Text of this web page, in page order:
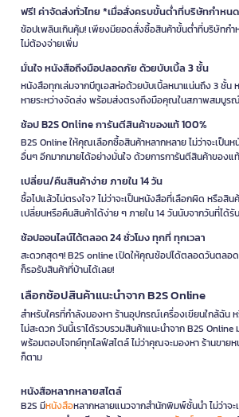
ฟรี! ค่าจัดส่งทั่วไทย *เมื่อสั่งครบขั้นต่ำที่บริษัทกำหนด
ช้อปเพลินเกินคุ้ม! เพียงมียอดสั่งซื้อสินค้าขั้นต่ำที่บริษัทก
ไม่ต้องจ่ายเพิ่ม
มั่นใจ หนังสือถึงมือปลอดภัย ด้วยบับเบิ้ล 3 ชั้น
หนังสือทุกเล่มจากบีทูเอสห่อด้วยบับเบิ้ลหนาแน่นถึง 3 ชั้น
หายระหว่างจัดส่ง พร้อมส่งตรงถึงมือคุณในสภาพสมบูร
ช้อป B2S Online การันตีสินค้าของแท้ 100%
B2S Online ให้คุณเลือกซื้อสินค้าหลากหลาย ไม่ว่าจะเป็น
อื่นๆ อีกมากมายได้อย่างมั่นใจ ด้วยการการันตีสินค้าของแ
เปลี่ยน/คืนสินค้าง่าย ภายใน 14 วัน
ซื้อไปแล้วไม่ตรงใจ? ไม่ว่าจะเป็นหนังสือที่เลือกผิด หรือ
เปลี่ยนหรือคืนสินค้าได้ง่าย ๆ ภายใน 14 วันนับจากวันที่ได้รั
ช้อปออนไลน์ได้ตลอด 24 ชั่วโมง ทุกที่ ทุกเวลา
สะดวกสุดๆ! B2S online เปิดให้คุณช้อปได้ตลอดวันตลอด
ก็รอรับสินค้าที่บ้านได้เลย!
เลือกช้อปสินค้าแนะนำจาก B2S Online
สำหรับใครที่กำลังมองหา ร้านอุปกรณ์เครื่องเขียนใกล้ฉัน
ไม่สะดวก วันนี้เราได้รวบรวมสินค้าแนะนำจาก B2S
พร้อมตอบโจทย์ทุกไลฟ์สไตล์ ไม่ว่าคุณจะมองหา ร้านขาย
ก็ตาม
หนังสือหลากหลายสไตล์
B2S มีหนังสือหลากหลายแนวจากสำนักพิมพ์ชั้นนำ ไม่ว่าจ